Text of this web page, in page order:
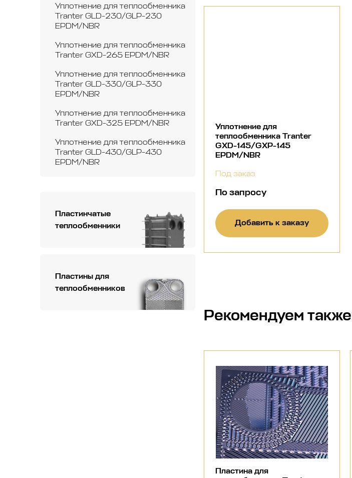
Уплотнение для теплообменника
Tranter GLD-230/GLP-230
EPDM/NBR
Уплотнение для теплообменника
Tranter GXD-265 EPDM/NBR
Уплотнение для теплообменника
Tranter GLD-330/GLP-330
EPDM/NBR
Уплотнение для теплообменника
Tranter GXD-325 EPDM/NBR
Уплотнение для теплообменника
Tranter GLD-430/GLP-430
EPDM/NBR
Пластинчатые
теплообменники
Пластины для
теплообменников
Уплотнение для
теплообменника Tranter
GXD-145/GXP-145
EPDM/NBR
Под заказ
По запросу
Добавить к заказу
Рекомендуем
Пластина для